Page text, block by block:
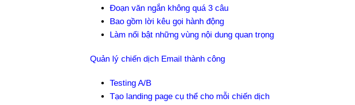
Đoạn văn ngắn không quá 3 câu
Bao gồm lời kêu gọi hành động
Làm nổi bật những vùng nội dung quan trọng
Quản lý chiến dịch Email thành công
Testing A/B
Tạo landing page cụ thể cho mỗi chiến dịch